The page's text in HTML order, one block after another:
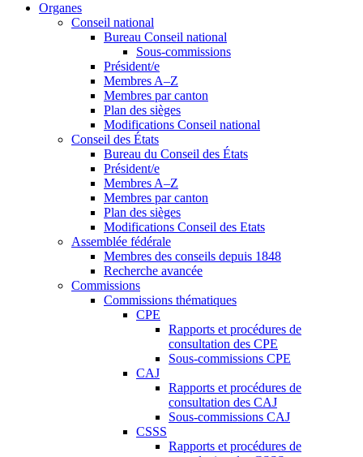
Organes
Conseil national
Bureau Conseil national
Sous-commissions
Président/e
Membres A–Z
Membres par canton
Plan des sièges
Modifications Conseil national
Conseil des États
Bureau du Conseil des États
Président/e
Membres A–Z
Membres par canton
Plan des sièges
Modifications Conseil des Etats
Assemblée fédérale
Membres des conseils depuis 1848
Recherche avancée
Commissions
Commissions thématiques
CPE
Rapports et procédures de
consultation des CPE
Sous-commissions CPE
CAJ
Rapports et procédures de
consultation des CAJ
Sous-commissions CAJ
CSSS
Rapports et procédures de